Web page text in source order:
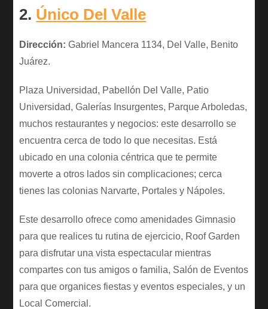
2. Único Del Valle
Dirección:Gabriel Mancera 1134, Del Valle, Benito
Juárez.
Plaza Universidad, Pabellón Del Valle, Patio
Universidad, Galerías Insurgentes, Parque Arboledas,
muchos restaurantes y negocios: este desarrollo se
encuentra cerca de todo lo que necesitas. Está
ubicado en una colonia céntrica que te permite
moverte a otros lados sin complicaciones; cerca
tienes las colonias Narvarte, Portales y Nápoles.
Este desarrollo ofrece como amenidades Gimnasio
para que realices tu rutina de ejercicio, Roof Garden
para disfrutar una vista espectacular mientras
compartes con tus amigos o familia, Salón de Eventos
para que organices fiestas y eventos especiales, y un
Local Comercial.